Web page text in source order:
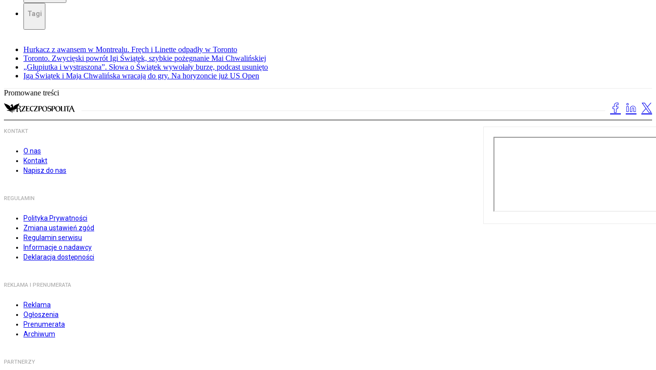
Tagi
Hurkacz z awansem w Montrealu. Fręch i Linette odpadły w Toronto
Toronto. Zwycięski powrót Igi Świątek, szybkie pożegnanie Mai Chwalińskiej
„Głupiutka i wystraszona”. Słowa o Świątek wywołały burzę, podcast usunięto
Iga Świątek i Maja Chwalińska wracają do gry. Na horyzoncie już US Open
Promowane treści
KONTAKT
O nas
Kontakt
Napisz do nas
REGULAMIN
Polityka Prywatności
Zmiana ustawień zgód
Regulamin serwisu
Informacje o nadawcy
Deklaracja dostępności
REKLAMA I PRENUMERATA
Reklama
Ogłoszenia
Prenumerata
Archiwum
PARTNERZY